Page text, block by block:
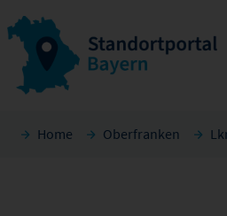
Home Oberfranken